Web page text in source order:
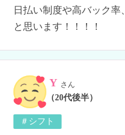
日払い制度や高バック
と思います！！！！
Y さん
（20代後半）
＃シフト